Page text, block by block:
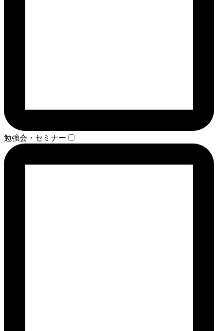
勉強会・セミナー